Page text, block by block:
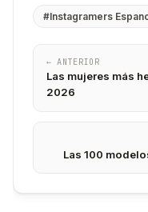
#Instagramers
← ANTERIOR
Las mujeres más
2026
Las 100